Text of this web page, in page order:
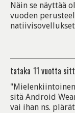
Näin se näyttää
vuoden
tataka 11 vuotta
sitä Android
vai ihan ns.